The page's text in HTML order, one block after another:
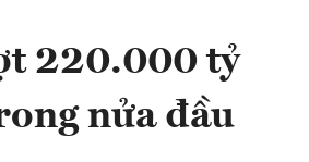
220.000 tỷ
nửa đầu